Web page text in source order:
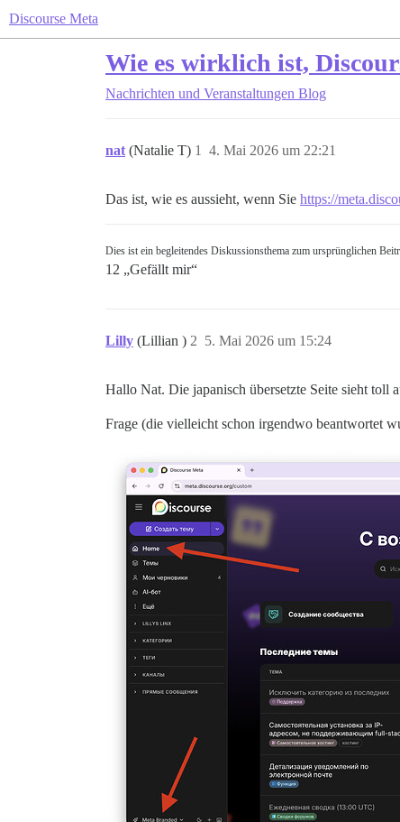
Discourse Meta
Wie es wirklich ist,
Nachrichten und Veranstaltungen Blog
nat (Natalie T) 4. Mai 2026 um 22:21
1
Das ist, wie es aussieht, wenn Sie https://
Dies ist ein begleitendes Diskussionsthema zum ursprünglichen
12 „Gefällt mir“
Lilly (Lillian ) 5. Mai 2026 um 15:24
2
Hallo Nat. Die japanisch übersetzte Seite sieht toll
Frage (die vielleicht schon irgendwo beantwortet